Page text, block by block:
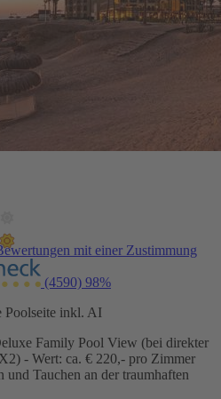
mit einer Zustimmung
(4590) 98%
Poolseite inkl. AI
Family Pool View (bei direkter
- Wert: ca. € 220,- pro Zimmer
Tauchen an der traumhaften